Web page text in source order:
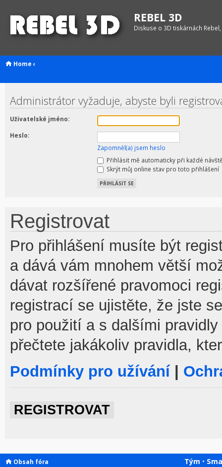
REBEL 3D
Diskuse o 3D tiskárnách
Home ‹
Administrátor vyžaduje, abyste byli
Uživatelské jméno:
Heslo:
Zapomněl(a) jsem heslo
Přihlásit mě automaticky při každé
Skrýt můj online stav pro toto přihlášení
Registrovat
Pro přihlášení musíte být
a dává vám mnohem větší
dávat rozšířené pravomoci
registrací se ujistěte, že jste
pro použití a s dalšími
přečtete jakákoliv pravidla,
Podmínky pro užívání|
REGISTROVAT
Obsah fóra Tým •